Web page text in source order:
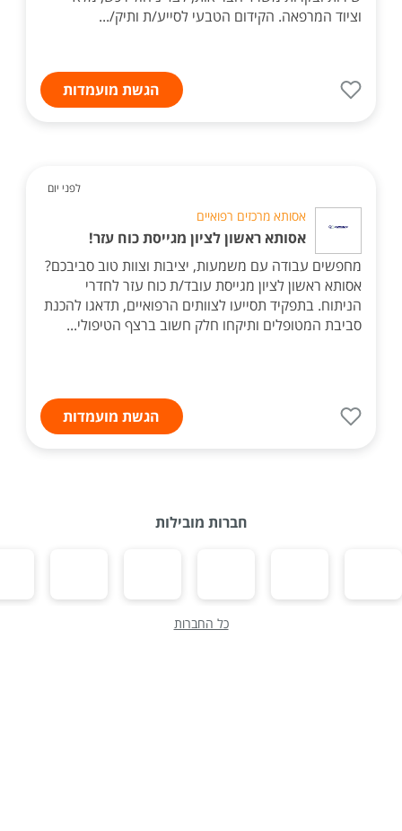
וציוד המרפאה. הקידום הטבעי לסייע/ת ותיק/...
הגשת מועמדות
לפני יום
אסותא מרכזים רפואיים
אסותא ראשון לציון מגייסת כוח עזר!
מחפשים עבודה עם משמעות, יציבות וצוות טוב סביבכם?
אסותא ראשון לציון מגייסת עובד/ת כוח עזר לחדרי
הניתוח. בתפקיד תסייעו לצוותים הרפואיים, תדאגו להכנת
סביבת המטופלים ותיקחו חלק חשוב ברצף הטיפולי...
הגשת מועמדות
חברות מובילות
כל החברות